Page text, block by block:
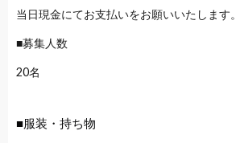
当日現金にてお支払いをお願いいたします。
■募集人数
20名
■服装・持ち物